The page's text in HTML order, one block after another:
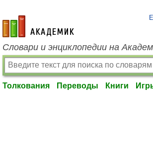
academic.ru
Словари и энциклопедии на
Толкования Переводы Книги